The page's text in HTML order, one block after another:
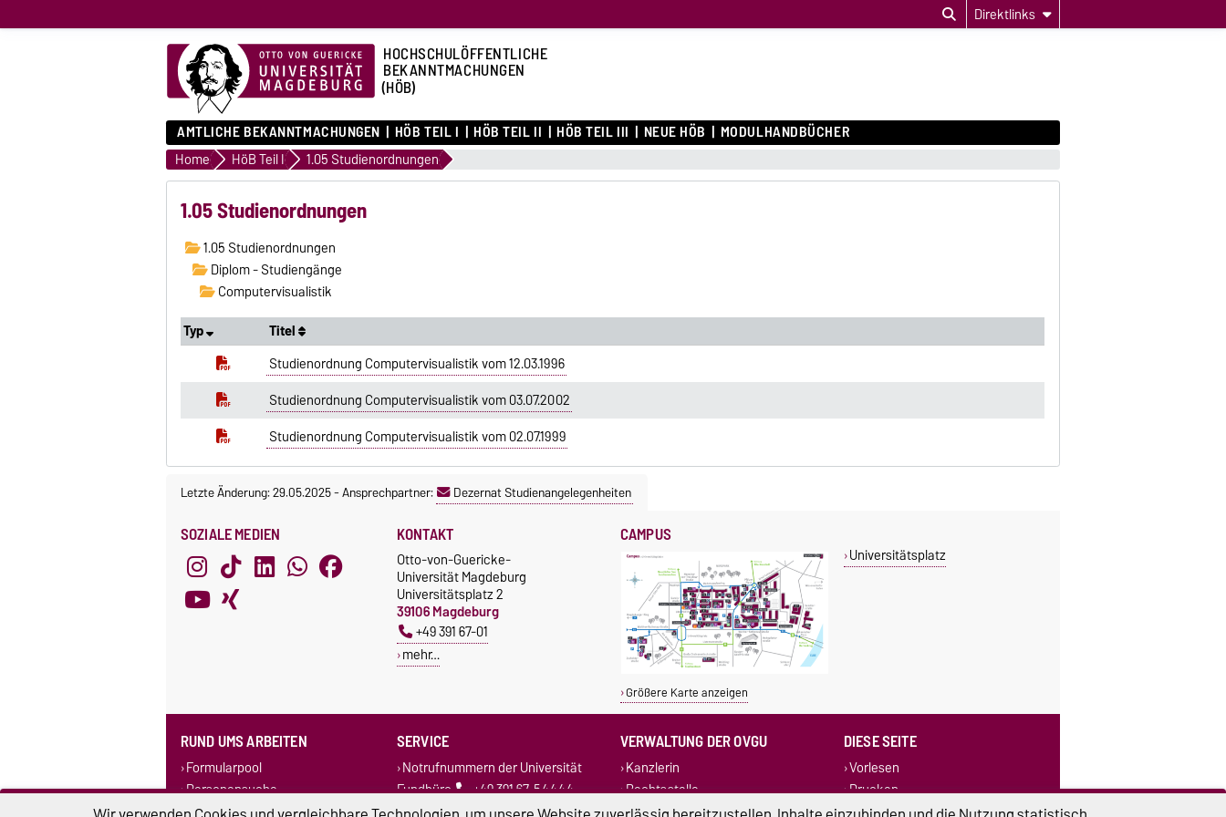
Direktlinks
HOCHSCHULÖFFENTLICHE
BEKANNTMACHUNGEN
(HÖB)
AMTLICHE BEKANNTMACHUNGEN HÖB TEIL I HÖB TEIL II HÖB TEIL III NEUE HÖB MODULHANDBÜCHER
Home HöB Teil I 1.05 Studienordnungen
1.05 Studienordnungen
1.05 Studienordnungen
Diplom - Studiengänge
Computervisualistik
Typ
Titel
Studienordnung Computervisualistik vom 12.03.1996
Studienordnung Computervisualistik vom 03.07.2002
Studienordnung Computervisualistik vom 02.07.1999
Letzte Änderung: 29.05.2025-Ansprechpartner: Dezernat Studienangelegenheiten
SOZIALE MEDIEN KONTAKT
Otto-von-Guericke-
Universität Magdeburg
Universitätsplatz 2
39106 Magdeburg
+49 391 67-01
mehr…
CAMPUS
Größere Karte anzeigen
Universitätsplatz
RUND UMS ARBEITEN
Formularpool
Personensuche
Corporate Design
SERVICE
Notrufnummern der Universität
Fundbüro
+49 391 67-54444
VERWALTUNG DER OVGU
Kanzlerin
Rechtsstelle
Dezernate
DIESE SEITE
Vorlesen
Drucken